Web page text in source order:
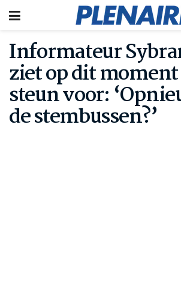
Informateur
ziet op dit
steun voor:
de stembussen?’